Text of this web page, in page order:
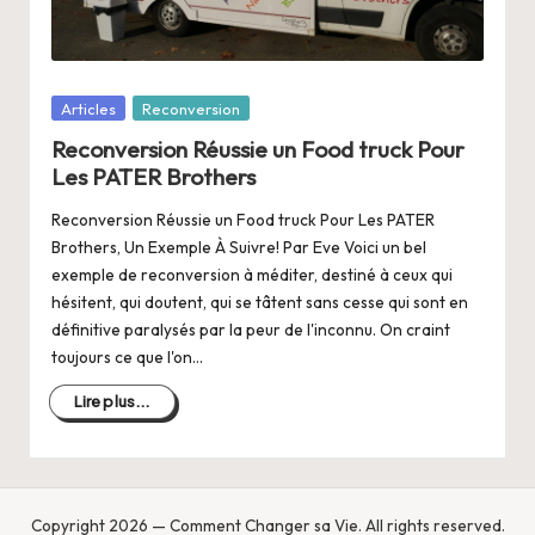
g
e
r
s
a
V
ie
Posté
Articles Reconversion
Reconversion Réussie un Food truck Pour
Les PATER Brothers
Reconversion Réussie un Food truck Pour Les PATER
Brothers, Un Exemple À Suivre! Par Eve Voici un bel
exemple de reconversion à méditer, destiné à ceux qui
hésitent, qui doutent, qui se tâtent sans cesse qui sont en
définitive paralysés par la peur de l'inconnu. On craint
toujours ce que l'on…
Lire plus...
Copyright 2026 — Comment Changer sa Vie. All rights reserved.